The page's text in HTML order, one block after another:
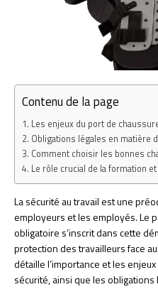
Contenu de la page
Les enjeux du port de
Obligations légales en matière
Comment choisir les bonnes
Le rôle crucial de la formation
La sécurité au travail est une
employeurs et les employés. Le
obligatoire s’inscrit dans cette
protection des travailleurs face
détaille l’importance et les
sécurité, ainsi que les